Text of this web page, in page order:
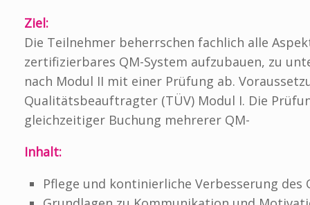
Ziel:
Die Teilnehmer beherrschen fachlich alle
zertifizierbares QM-System aufzubauen, zu
nach Modul II mit einer Prüfung ab.
Qualitätsbeauftragter (TÜV) Modul I. Die
gleichzeitiger Buchung mehrerer QM-
Inhalt:
Pflege und kontinierliche Verbesserung des